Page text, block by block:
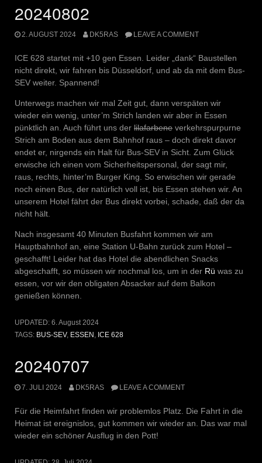
20240802
2. AUGUST 2024 DK5RAS LEAVE A COMMENT
ICE 628 startet mit +10 gen Essen. Leider „dank“ Baustellen
nicht direkt, wir fahren bis Düsseldorf, und ab da mit dem Bus-
SEV weiter. Spannend!
Unterwegs machen wir mal Zeit gut, dann verspäten wir
wieder ein wenig, unter’m Strich landen wir aber in Essen
pünktlich an. Auch führt uns der lilafarbene verkehrspurpurne
Strich am Boden aus dem Bahnhof raus – doch direkt davor
endet er, nirgends ein Halt für Bus-SEV in Sicht. Zum Glück
erwische ich einen vom Sicherheitspersonal, der sagt mir,
raus, rechts, hinter’m Burger King. So erwischen wir gerade
noch einen Bus, der natürlich voll ist, bis Essen stehen wir. An
unserem Hotel fährt der Bus direkt vorbei, schade, daß der da
nicht hält.
Nach insgesamt 40 Minuten Busfahrt kommen wir am
Hauptbahnhof an, eine Station U-Bahn zurück zum Hotel –
geschafft! Leider hat das Hotel die abendlichen Snacks
abgeschafft, so müssen wir nochmal los, um in der Rü was zu
essen, vor wir den obligaten Absacker auf dem Balkon
genießen können.
UPDATED: 6. August 2024
TAGS: BUS-SEV, ESSEN , ICE 628
20240707
7. JULI 2024 DK5RAS LEAVE A COMMENT
Für die Heimfahrt finden wir problemlos Platz. Die Fahrt in die
Heimat ist ereignislos, gut kommen wir wieder an. Das war mal
wieder ein schöner Ausflug in den Pott!